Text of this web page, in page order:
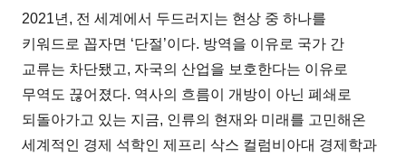
2021년, 전 세계에서 두드러지는 현상 중 하나를
키워드로 꼽자면 ‘단절’이다. 방역을 이유로 국가 간
교류는 차단됐고, 자국의 산업을 보호한다는 이유로
무역도 끊어졌다. 역사의 흐름이 개방이 아닌 폐쇄로
되돌아가고 있는 지금, 인류의 현재와 미래를 고민해온
세계적인 경제 석학인 제프리 삭스 컬럼비아대 경제학과